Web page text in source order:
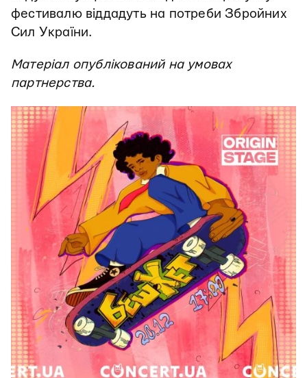
фестивалю віддадуть на потреби Збройних
Сил України.
Матеріал опублікований на умовах
партнерства.